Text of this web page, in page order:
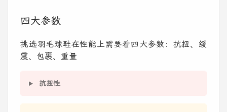
四大参数
挑选羽毛球鞋在性能上需要看四大参数：抗扭、缓
震、包裹、重量
抗扭性